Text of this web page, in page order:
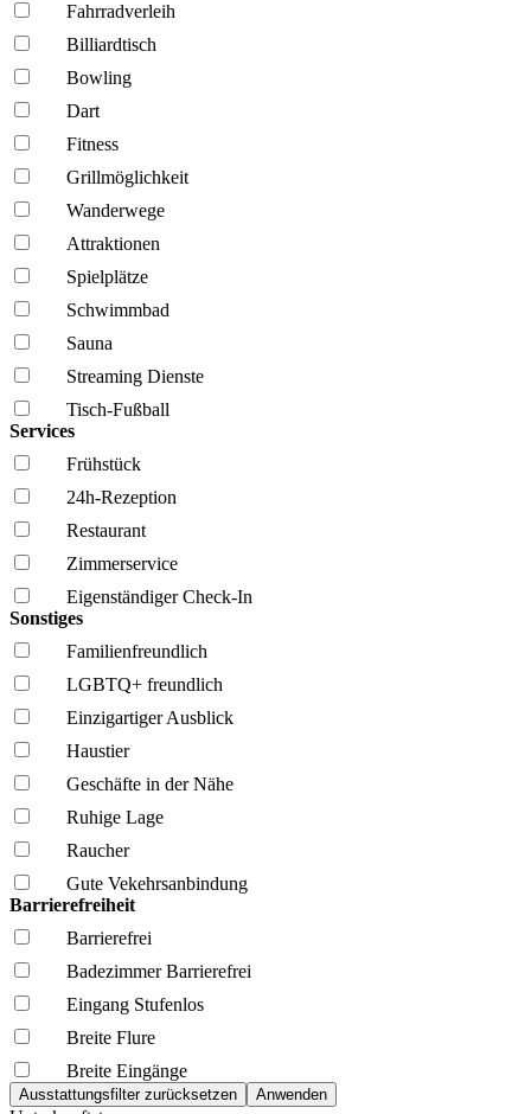
Fahrrad­verleih
Billiardtisch
Bowling
Dart
Fitness
Grillmöglich­keit
Wanderwege
Attraktionen
Spielplätze
Schwimmbad
Sauna
Streaming Dienste
Tisch-Fußball
Services
Frühstück
24h-Rezeption
Restaurant
Zimmerservice
Eigenständiger Check-In
Sonstiges
Familien­freundlich
LGBTQ+ freundlich
Einzigartiger Ausblick
Haustier
Geschäfte in der Nähe
Ruhige Lage
Raucher
Gute Vekehrsanbindung
Barrierefreiheit
Barrierefrei
Badezimmer Barrierefrei
Eingang Stufenlos
Breite Flure
Breite Eingänge